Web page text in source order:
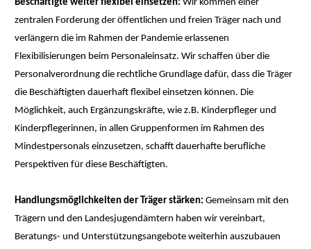
Beschäftigte weiter flexibel einsetzen:Wir kommen einer
zentralen Forderung der öffentlichen und freien Träger nach und
verlängern die im Rahmen der Pandemie erlassenen
Flexibilisierungen beim Personaleinsatz. Wir schaffen über die
Personalverordnung die rechtliche Grundlage dafür, dass die Träger
die Beschäftigten dauerhaft flexibel einsetzen können. Die
Möglichkeit, auch Ergänzungskräfte, wie z.B. Kinderpfleger und
Kinderpflegerinnen, in allen Gruppenformen im Rahmen des
Mindestpersonals einzusetzen, schafft dauerhafte berufliche
Perspektiven für diese Beschäftigten.
Handlungsmöglichkeiten der Träger stärken:Gemeinsam mit den
Trägern und den Landesjugendämtern haben wir vereinbart,
Beratungs- und Unterstützungsangebote weiterhin auszubauen